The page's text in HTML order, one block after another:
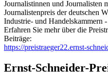
Journalistinnen und Journalisten
Journalistenpreis der deutschen
Industrie- und Handelskammern -
Erfahren Sie mehr über die
Beiträge:
https://preistraeger22.ernst-
Ernst-Schneider-